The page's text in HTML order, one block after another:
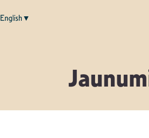
English▼